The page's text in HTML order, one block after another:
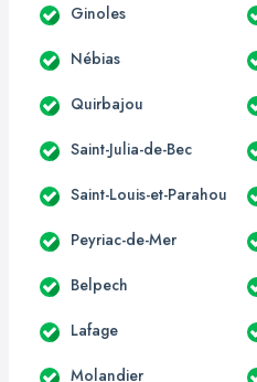
Ginoles
Nébias
Quirbajou
Saint-Julia-de-Bec
Saint-Louis-et-Parahou
Peyriac-de-Mer
Belpech
Lafage
Molandier